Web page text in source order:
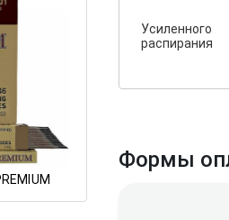
Ликвидация
остатков по ценам
Усиленного
распирания
Формы